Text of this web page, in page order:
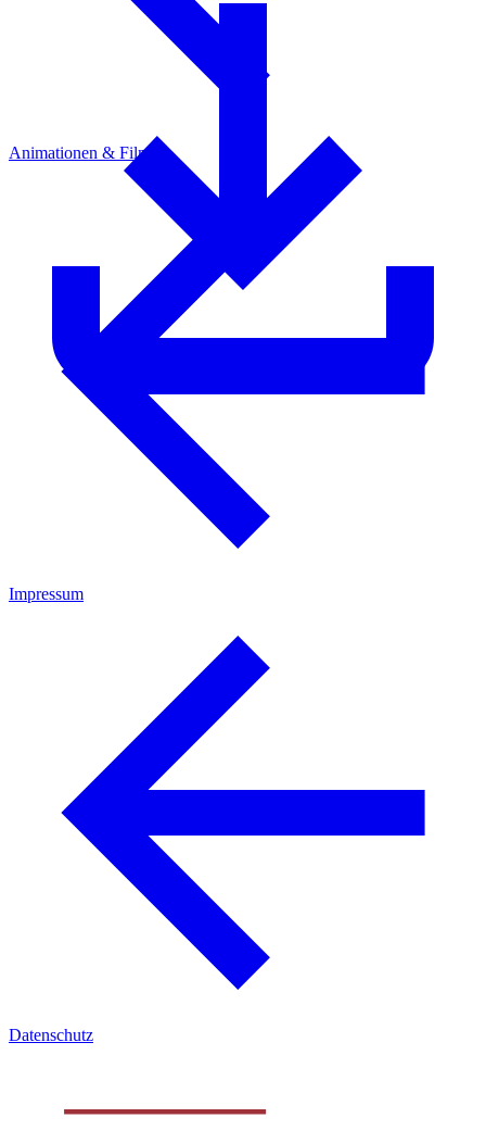
Animationen & Filme
Impressum
Datenschutz